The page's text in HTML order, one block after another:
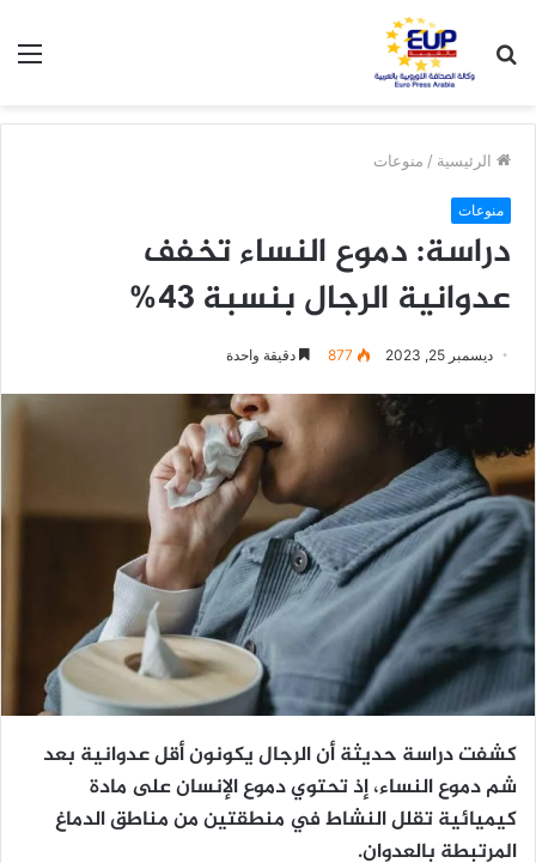
عن
الرئيسية / منوعات
منوعات
دراسة: دموع النساء تخفف
عدوانية الرجال بنسبة 43%
ديسمبر 25, 2023 877 دقيقة واحدة
كشفت دراسة حديثة أن الرجال يكونون أقل عدوانية بعد
شم دموع النساء، إذ تحتوي دموع الإنسان على مادة
كيميائية تقلل النشاط في منطقتين من مناطق الدماغ
المرتبطة بالعدوان.